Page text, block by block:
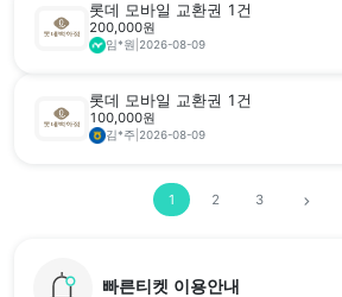
롯데 모바일 교환권 1건
200,000원
임*원 2026-08-09
롯데 모바일 교환권 1건
100,000원
김*주 2026-08-09
1 2 3
빠른티켓 이용안내